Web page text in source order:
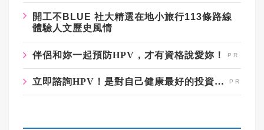
開工不BLUE 社大精選在地小旅行113條路線
體驗人文歷史風情
伴侶和妳一起預防HPV，才有資格說愛妳！
立即諮詢HPV！是對自己健康最好的投資，把握現在不嫌晚！